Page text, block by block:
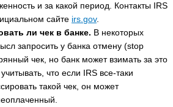
и за какой период. Контакты IRS
сайте irs.gov.
ли чек в банке. В некоторых
запросить у банка отмену (stop
чек, но банк может взимать за это
что если IRS все-таки
такой чек, он может